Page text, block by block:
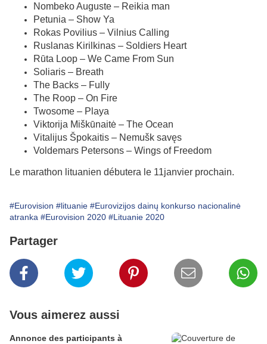
Nombeko Auguste – Reikia man
Petunia – Show Ya
Rokas Povilius – Vilnius Calling
Ruslanas Kirilkinas – Soldiers Heart
Rūta Loop – We Came From Sun
Soliaris – Breath
The Backs – Fully
The Roop – On Fire
Twosome – Playa
Viktorija Miškūnaitė – The Ocean
Vitalijus Špokaitis – Nemušk savęs
Voldemars Petersons – Wings of Freedom
Le marathon lituanien débutera le 11janvier prochain.
#Eurovision #lituanie #Eurovizijos dainų konkurso nacionalinė
atranka #Eurovision 2020 #Lituanie 2020
Partager
Vous aimerez aussi
Annonce des participants à